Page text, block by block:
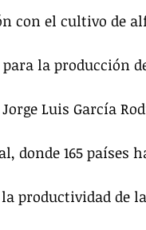
con el cultivo de
la producción
Luis García
donde 165 países
productividad de